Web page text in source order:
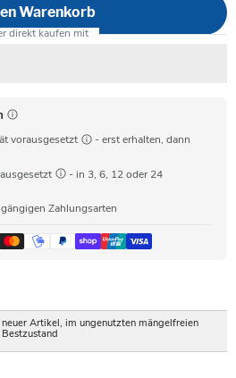
Warenkorb
vorausgesetzt
- erst erhalten, dann
- in 3, 6, 12 oder 24
Zahlungsarten
neuer Artikel, im ungenutzten mängelfreien
Bestzustand